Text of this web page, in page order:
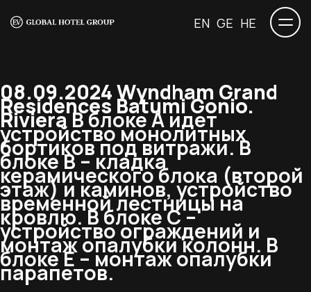
EN GE HE
08.09.2024 Wyndham Grand
Residences Batumi Gonio.
RivieraВ блоке А идет
устройство монолитных
бортиков под витражи. В
блоке В – кладка
керамического блока (второй
этаж) и каминов, устройство
временной лестницы на
кровлю. В блоке С –
устройство ограждений и
монтаж опалубки колонн. В
блоке Е – монтаж опалубки
парапетов.